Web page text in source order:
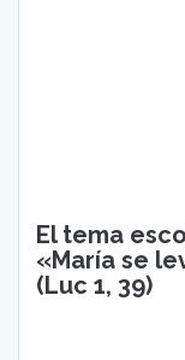
El tema
«María se
(Luc 1, 39)